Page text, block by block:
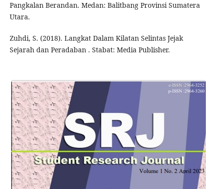
Pangkalan Berandan. Medan: Balitbang Provinsi Sumatera
Utara.
Zuhdi, S. (2018). Langkat Dalam Kilatan Selintas Jejak
Sejarah dan Peradaban . Stabat: Media Publisher.